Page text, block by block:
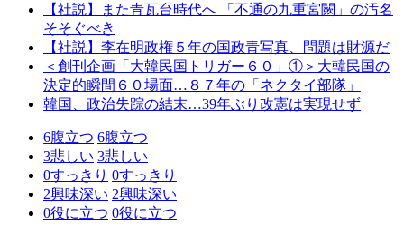
【社説】また青瓦台時代へ 「不通の九重宮闕」の汚名
そそぐべき
【社説】李在明政権５年の国政青写真、問題は財源だ
＜創刊企画「大韓民国トリガー６０」①＞大韓民国の
決定的瞬間６０場面…８７年の「ネクタイ部隊」
韓国、政治失踪の結末…39年ぶり改憲は実現せず
6腹立つ 6腹立つ
3悲しい 3悲しい
0すっきり 0すっきり
2興味深い 2興味深い
0役に立つ 0役に立つ